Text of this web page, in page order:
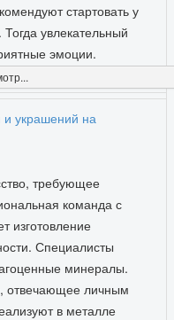
стартовать у
увлекательный
эмоции.
и украшений на
требующее
команда с
изготовление
Специалисты
минералы.
отвечающее личным
в металле